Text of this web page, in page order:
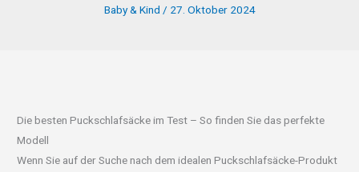
Baby & Kind / 27. Oktober 2024
Die besten Puckschlafsäcke im Test – So finden Sie das perfekte
Modell
Wenn Sie auf der Suche nach dem idealen Puckschlafsäcke-Produkt